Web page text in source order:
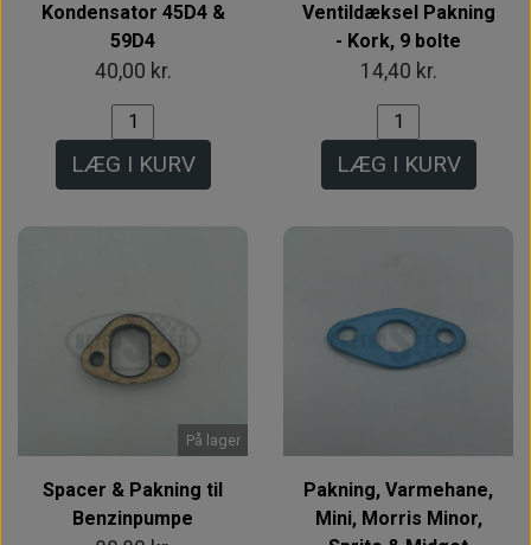
Kondensator 45D4 &
59D4
40,00 kr.
LÆG I KURV
Ventildæksel Pakning
- Kork, 9 bolte
14,40 kr.
LÆG I KURV
På lager
Spacer & Pakning til
Benzinpumpe
Pakning, Varmehane,
Mini, Morris Minor,